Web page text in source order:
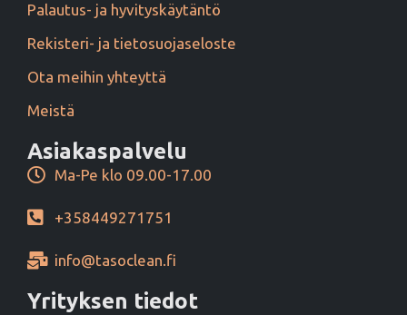
Palautus- ja hyvityskäytäntö
Rekisteri- ja tietosuojaseloste
Ota meihin yhteyttä
Meistä
Asiakaspalvelu
Ma-Pe klo 09.00-17.00
+358449271751
info@tasoclean.fi
Yrityksen tiedot